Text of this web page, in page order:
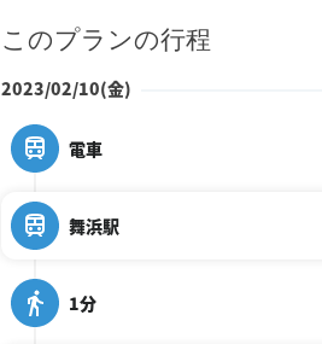
このプランの行程
2023/02/10(金)
電車
舞浜駅
1分